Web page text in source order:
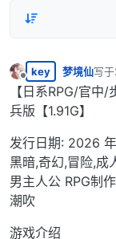
离线
key 梦境仙写于
最后
【日系RPG/官
兵版【1.91G】
发行日期: 2026
黑暗,奇幻,冒险,成
男主人公 RPG制
潮吹
游戏介绍